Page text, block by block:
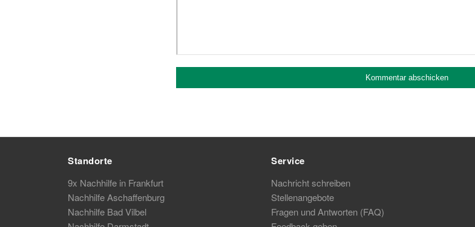
Standorte
9x Nachhilfe in Frankfurt
Nachhilfe Aschaffenburg
Nachhilfe Bad Vilbel
Service
Nachricht schreiben
Stellenangebote
Fragen und Antworten (FAQ)